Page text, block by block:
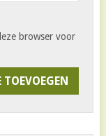
browser voor